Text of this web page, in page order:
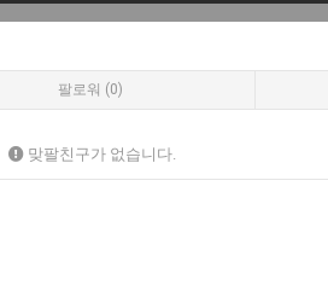
팔로워 (0)
맞팔친구가 없습니다.